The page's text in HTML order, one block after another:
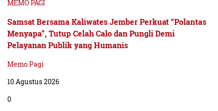
MEMO PAGI
Samsat Bersama Kaliwates Jember Perkuat “Polantas
Menyapa”, Tutup Celah Calo dan Pungli Demi
Pelayanan Publik yang Humanis
Memo Pagi
10 Agustus 2026
0